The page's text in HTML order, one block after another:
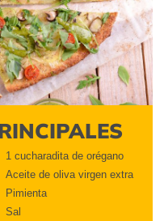
1 cucharadita de orégano
Aceite de oliva virgen extra
Pimienta
Sal